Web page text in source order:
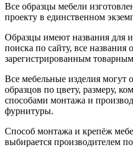
Все образцы мебели
проекту в единственном
Образцы имеют названия для
поиска по сайту, все названия
зарегистрированным
Все мебельные изделия могут
образцов по цвету, размеру,
способами монтажа и
фурнитуры.
Способ монтажа и крепёж
выбирается производителем